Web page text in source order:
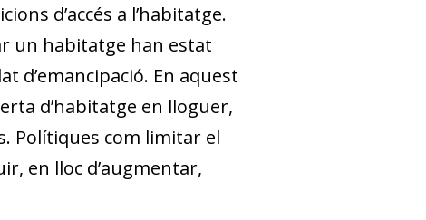
d’accés a l’habitatge.
un habitatge han estat
d’emancipació. En aquest
d’habitatge en lloguer,
Polítiques com limitar el
en lloc d’augmentar,